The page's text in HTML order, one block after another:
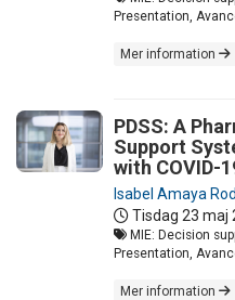
Presentation,
Mer information
PDSS: A
Support
with COVID-
Isabel Amaya
Tisdag 23 maj
MIE: Decision
Presentation,
Mer information